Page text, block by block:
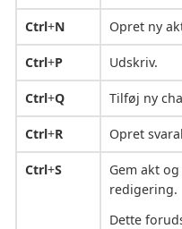
Ctrl+N Opret ny
Ctrl+P Udskriv.
Ctrl+Q Tilføj ny
Ctrl+R Opret
Ctrl+S
Gem akt
redigering.
Dette